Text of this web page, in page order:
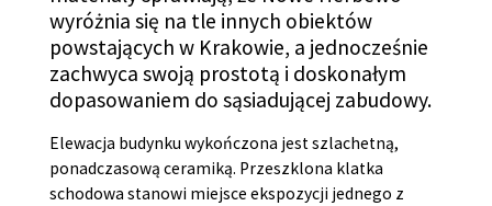
wyróżnia się na tle innych obiektów
powstających w Krakowie, a jednocześnie
zachwyca swoją prostotą i doskonałym
dopasowaniem do sąsiadującej zabudowy.
Elewacja budynku wykończona jest szlachetną,
ponadczasową ceramiką. Przeszklona klatka
schodowa stanowi miejsce ekspozycji jednego z